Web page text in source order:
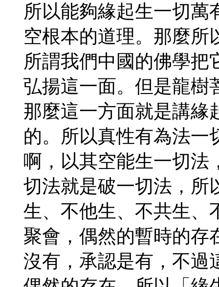
所以能夠緣起生一切萬
空根本的道理。那麼所
所謂我們中國的佛學把
弘揚這一面。但是龍樹
那麼這一方面就是講緣
的。所以真性有為法一
啊，以其空能生一切法
切法就是破一切法，所
生、不他生、不共生、
聚會，偶然的暫時的存
沒有，承認是有，不過